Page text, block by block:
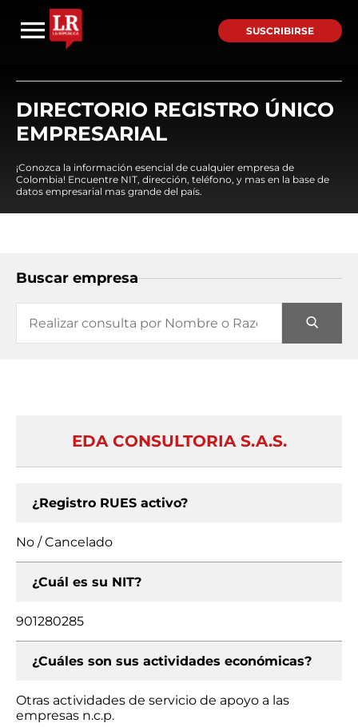
SUSCRIBIRSE
DIRECTORIO REGISTRO ÚNICO
EMPRESARIAL
¡Conozca la información esencial de cualquier empresa de
Colombia! Encuentre NIT, dirección, teléfono, y mas en la base de
datos empresarial mas grande del país.
Buscar empresa
EDA CONSULTORIA S.A.S.
¿Registro RUES activo?
No / Cancelado
¿Cuál es su NIT?
901280285
¿Cuáles son sus actividades económicas?
Otras actividades de servicio de apoyo a las
empresas n.c.p.